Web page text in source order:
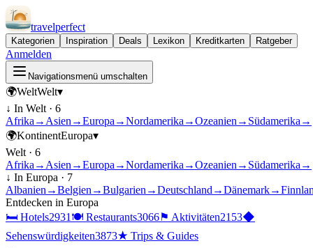
travelperfect
Kategorien Inspiration Deals Lexikon Kreditkarten Ratgeber
Anmelden
Navigationsmenü umschalten
🌍WeltWelt▾
↓ In Welt · 6
Afrika → Asien →Europa →Nordamerika →Ozeanien → Südamerika →
🌍KontinentEuropa▾
Welt · 6
Afrika → Asien →Europa →Nordamerika →Ozeanien → Südamerika →
↓ In Europa · 7
Albanien →Belgien →Bulgarien →Deutschland →Dänemark→
Entdecken in Europa
🛏 Hotels2931 🍽 Restaurants3066⚑ Aktivitäten2153◆
Sehenswürdigkeiten3873★ Trips & Guides